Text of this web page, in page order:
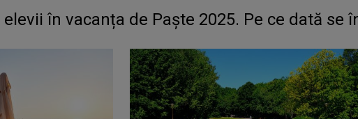
în vacanța de Paște 2025. Pe ce dată se